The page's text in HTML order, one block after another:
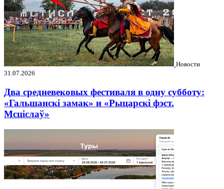
Новости
31.07.2026
Два средневековых фестиваля в одну субботу:
«Гальшанскі замак» и «Рыцарскі фэст.
Мсціслаў»